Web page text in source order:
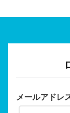
メールアドレ